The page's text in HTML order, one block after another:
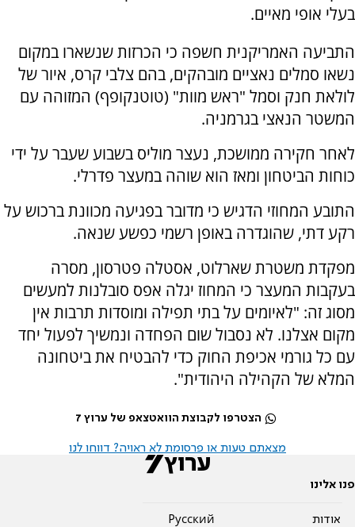
בעלי אופי מאיים.
התביעה האמריקנית חשפה כי הכרזות שנשארו במקום
נשאו סמלים נאציים מובהקים, בהם צלבי קרס, איור של
לולאת חנק וסמל "ראש מוות" (טוטנקופף) המזוהה עם
המשטר הנאצי בגרמניה.
לאחר חקירה ממושכת, נעצר מוליס בשבוע שעבר על ידי
כוחות הביטחון ומאז הוא שוהה במעצר פדרלי.
התובע המחוזי הדגיש כי מדובר בפגיעה מכוונת ברכוש על
רקע דתי, שהוגדרה באופן רשמי כפשע שנאה.
מפקדת משטרת שארלוט, אסטלה פטרסון, מסרה
בעקבות המעצר כי המחוז יגלה אפס סובלנות למעשים
מסוג זה: "לאיומים על בתי תפילה ומוסדות תרבות אין
מקום אצלנו. לא נסבול שום הפחדה ונמשיך לפעול יחד
עם כל גורמי אכיפת החוק כדי להבטיח את ביטחונה
המלא של הקהילה היהודית".
הצטרפו לקבוצת הוואטצאפ של ערוץ 7
מצאתם טעות או פרסומת לא ראויה? דווחו לנו
פנו אלינו
אודות
Pусский